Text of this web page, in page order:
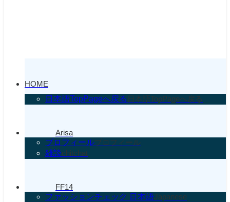
HOME
日本語TopPageへ戻る
日本語TopPageへ戻る
Arisa
プロフィールプロフィール
雑談chitchat
FF14
ファッションチェック 日本語Japanese